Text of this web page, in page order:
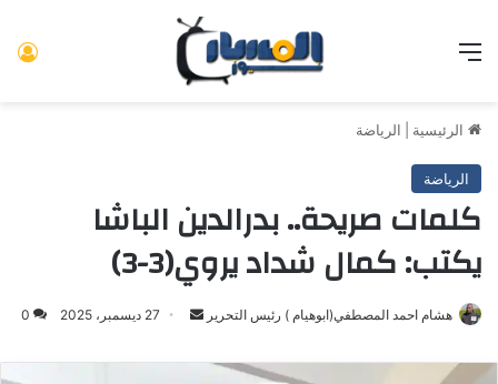
الرئيسية الرياضة
الرياضة
كلمات صريحة.. بدرالدين الباشا
يكتب: كمال شداد يروي(3-3)
هشام احمد المصطفي(ابوهيام ) رئيس التحرير
أرسل 27 ديسمبر، 2025 0